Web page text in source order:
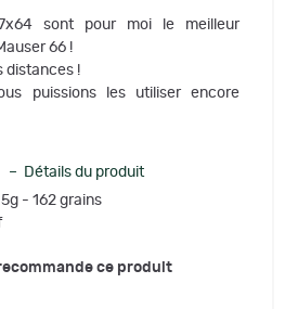
sont pour moi le meilleur
66 !
distances !
puissions les utiliser encore
– Détails du produit
- 162 grains
ce produit